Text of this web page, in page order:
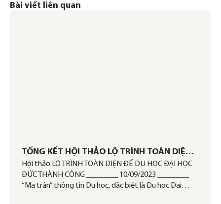
Bài viết liên quan
TỔNG KẾT HỘI THẢO LỘ TRÌNH TOÀN DIỆN
ĐỂ DU HỌC ĐẠI HỌC ĐỨC THÀNH CÔNG
Hội thảo LỘ TRÌNH TOÀN DIỆN ĐỂ DU HỌC ĐẠI HỌC
ĐỨC THÀNH CÔNG ________ 10/09/2023 ________
“Ma trận” thông tin Du học, đặc biệt là Du học Đại…